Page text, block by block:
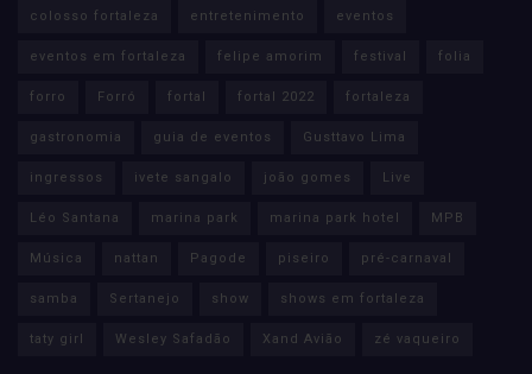
colosso fortaleza entretenimento eventos
eventos em fortaleza felipe amorim festival folia
forro Forró fortal fortal 2022 fortaleza
gastronomia guia de eventos Gusttavo Lima
ingressos ivete sangalo joão gomes Live
Léo Santana marina park marina park hotel MPB
Música nattan Pagode piseiro pré-carnaval
samba Sertanejo show shows em fortaleza
taty girl Wesley Safadão Xand Avião zé vaqueiro